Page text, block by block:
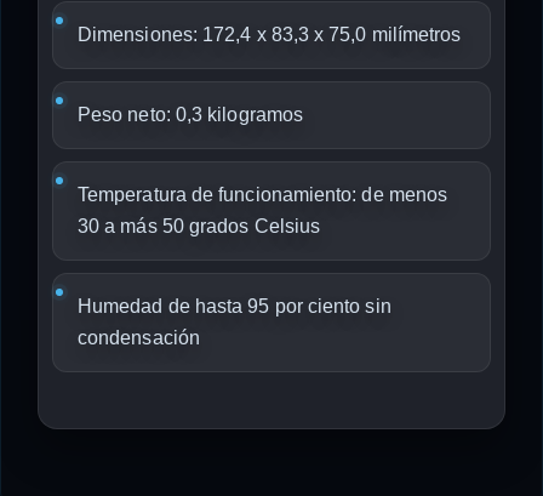
Dimensiones: 172,4 x 83,3 x 75,0 milímetros
Peso neto: 0,3 kilogramos
Temperatura de funcionamiento: de menos
30 a más 50 grados Celsius
Humedad de hasta 95 por ciento sin
condensación